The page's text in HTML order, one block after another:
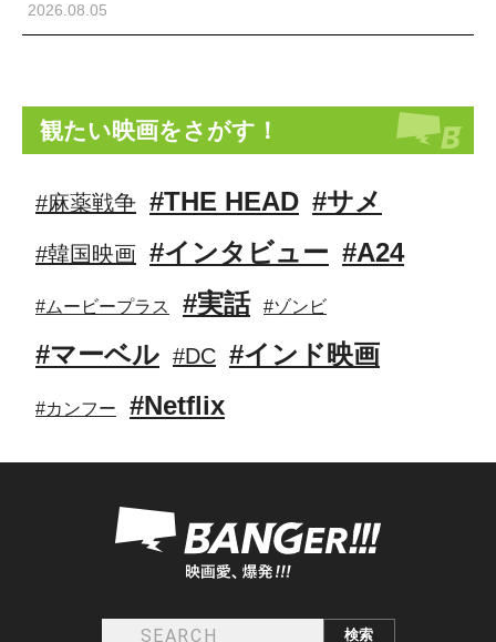
2026.08.05
観たい映画をさがす！
#麻薬戦争 #THE HEAD #サメ
#韓国映画 #インタビュー #A24
#ムービープラス #実話 #ゾンビ
#マーベル #DC #インド映画
#カンフー #Netflix